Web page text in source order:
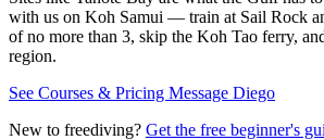
with us on Koh Samui — train at Sail Rock
of no more than 3, skip the Koh Tao ferry,
region.
See Courses & Pricing Message Diego
New to freediving? Get the free beginner's